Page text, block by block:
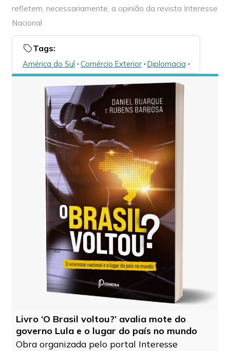
refletem, necessariamente, a opinião da revista Interesse
Nacional
Tags:
América do Sul 🞌 Comércio Exterior🞌 Diplomacia 🞌
Livro ‘O Brasil voltou?’ avalia mote do
governo Lula e o lugar do país no mundo
Obra organizada pelo portal Interesse